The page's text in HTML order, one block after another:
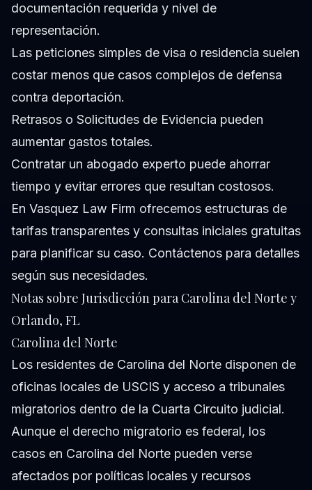
documentación requerida y nivel de
representación.
Las peticiones simples de visa o residencia suelen
costar menos que casos complejos de defensa
contra deportación.
Retrasos o Solicitudes de Evidencia pueden
aumentar gastos totales.
Contratar un abogado experto puede ahorrar
tiempo y evitar errores que resultan costosos.
En Vasquez Law Firm ofrecemos estructuras de
tarifas transparentes y consultas iniciales gratuitas
para planificar su caso. Contáctenos para detalles
según sus necesidades.
Notas sobre Jurisdicción para Carolina del Norte y
Orlando, FL
Carolina del Norte
Los residentes de Carolina del Norte disponen de
oficinas locales de USCIS y acceso a tribunales
migratorios dentro de la Cuarta Circuito judicial.
Aunque el derecho migratorio es federal, los
casos en Carolina del Norte pueden verse
afectados por políticas locales y recursos